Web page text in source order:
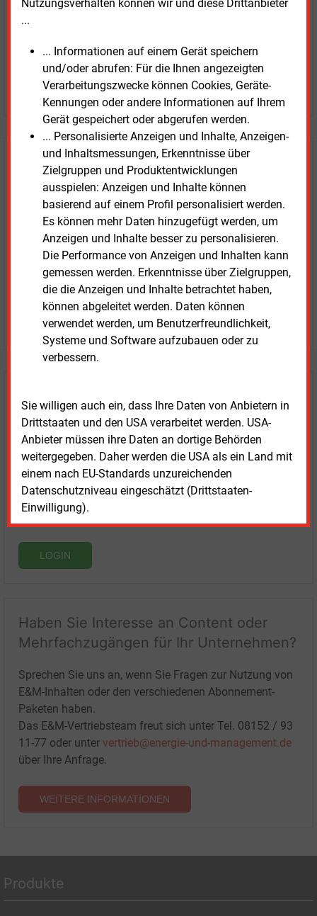
Nutzungsverhalten können wir und diese Drittanbieter
...
... Informationen auf einem Gerät speichern
und/oder abrufen: Für die Ihnen angezeigten
Verarbeitungszwecke können Cookies, Geräte-
Kennungen oder andere Informationen auf Ihrem
Gerät gespeichert oder abgerufen werden.
... Personalisierte Anzeigen und Inhalte, Anzeigen-
und Inhaltsmessungen, Erkenntnisse über
Zielgruppen und Produktentwicklungen
ausspielen: Anzeigen und Inhalte können
basierend auf einem Profil personalisiert werden.
Es können mehr Daten hinzugefügt werden, um
Anzeigen und Inhalte besser zu personalisieren.
Die Performance von Anzeigen und Inhalten kann
gemessen werden. Erkenntnisse über Zielgruppen,
die die Anzeigen und Inhalte betrachtet haben,
können abgeleitet werden. Daten können
verwendet werden, um Benutzerfreundlichkeit,
Systeme und Software aufzubauen oder zu
verbessern.
Sie willigen auch ein, dass Ihre Daten von Anbietern in
Drittstaaten und den USA verarbeitet werden. USA-
Anbieter müssen ihre Daten an dortige Behörden
weitergegeben. Daher werden die USA als ein Land mit
einem nach EU-Standards unzureichenden
Datenschutzniveau eingeschätzt (Drittstaaten-
Einwilligung).
JETZT ARTIKEL KAUFEN
Testen SieE&M
kostenlos und
unverbindlich
Zwei Wochen kostenfreier Zugang
Zugang auf stündlich aktualisierte Nachrichten mit
Prognose- und Marktdaten
+ einmal täglich E&M daily
+ zwei Ausgaben der Zeitung E&M
ohne automatische Verlängerung
JETZT KOSTENLOS TESTEN
LOGIN
Haben Sie Interesse an Content oder
Mehrfachzugängen für Ihr Unternehmen?
Sprechen Sie uns an, wenn Sie Fragen zur Nutzung von
E&M-Inhalten oder den verschiedenen Abonnement-
Paketen haben.
Das E&M-Vertriebsteam freut sich unter Tel. 08152 / 93
11-77 oder unter vertrieb@energie-und-management.de
über Ihre Anfrage.
WEITERE INFORMATIONEN
Produkte